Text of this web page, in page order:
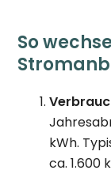
So
kWh.
ca. 1.600